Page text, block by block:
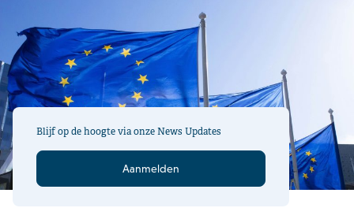
Blijf op de hoogte via onze News Updates
Aanmelden